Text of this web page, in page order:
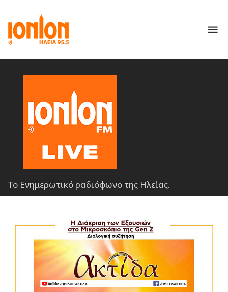
Το Ενημερωτικό ραδιόφωνο της Ηλείας.